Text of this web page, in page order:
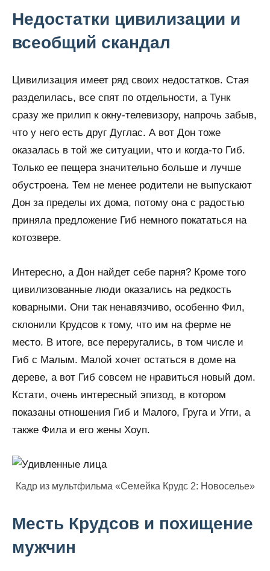
Недостатки цивилизации и
всеобщий скандал
Цивилизация имеет ряд своих недостатков. Стая
разделилась, все спят по отдельности, а Тунк
сразу же прилип к окну-телевизору, напрочь забыв,
что у него есть друг Дуглас. А вот Дон тоже
оказалась в той же ситуации, что и когда-то Гиб.
Только ее пещера значительно больше и лучше
обустроена. Тем не менее родители не выпускают
Дон за пределы их дома, потому она с радостью
приняла предложение Гиб немного покататься на
котозвере.
Интересно, а Дон найдет себе парня? Кроме того
цивилизованные люди оказались на редкость
коварными. Они так ненавязчиво, особенно Фил,
склонили Крудсов к тому, что им на ферме не
место. В итоге, все переругались, в том числе и
Гиб с Малым. Малой хочет остаться в доме на
дереве, а вот Гиб совсем не нравиться новый дом.
Кстати, очень интересный эпизод, в котором
показаны отношения Гиб и Малого, Груга и Угги, а
также Фила и его жены Хоуп.
Кадр из мультфильма «Семейка Крудс 2: Новоселье»
Месть Крудсов и похищение
мужчин